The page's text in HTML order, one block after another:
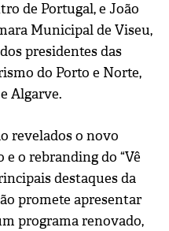
de Portugal, e João
Municipal de Viseu,
presidentes das
do Porto e Norte,
Algarve.
revelados o novo
o rebranding do “Vê
destaques da
promete apresentar
programa renovado,